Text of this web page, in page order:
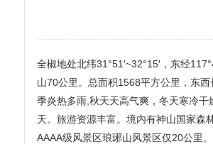
全椒地处北纬31°51′~32°15′，东经
山70公里。总面积1568平方公里，东
季炎热多雨,秋天天高气爽，冬天寒冷
天。旅游资源丰富。境内有神山国家森
AAAA级风景区琅琊山风景区仅20公里。